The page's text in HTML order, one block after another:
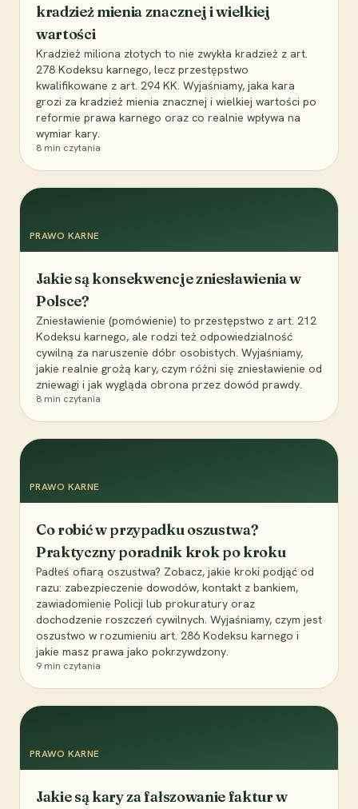
kradzież mienia znacznej i wielkiej
wartości
Kradzież miliona złotych to nie zwykła kradzież z art.
278 Kodeksu karnego, lecz przestępstwo
kwalifikowane z art. 294 KK. Wyjaśniamy, jaka kara
grozi za kradzież mienia znacznej i wielkiej wartości po
reformie prawa karnego oraz co realnie wpływa na
wymiar kary.
8 min czytania
PRAWO KARNE
Jakie są konsekwencje zniesławienia w
Polsce?
Zniesławienie (pomówienie) to przestępstwo z art. 212
Kodeksu karnego, ale rodzi też odpowiedzialność
cywilną za naruszenie dóbr osobistych. Wyjaśniamy,
jakie realnie grożą kary, czym różni się zniesławienie od
zniewagi i jak wygląda obrona przez dowód prawdy.
8 min czytania
PRAWO KARNE
Co robić w przypadku oszustwa?
Praktyczny poradnik krok po kroku
Padłeś ofiarą oszustwa? Zobacz, jakie kroki podjąć od
razu: zabezpieczenie dowodów, kontakt z bankiem,
zawiadomienie Policji lub prokuratury oraz
dochodzenie roszczeń cywilnych. Wyjaśniamy, czym jest
oszustwo w rozumieniu art. 286 Kodeksu karnego i
jakie masz prawa jako pokrzywdzony.
9 min czytania
PRAWO KARNE
Jakie są kary za fałszowanie faktur w